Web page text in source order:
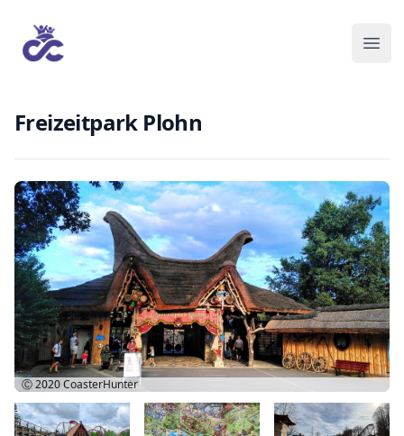
Freizeitpark Plohn
Ⓒ 2020CoasterHunter